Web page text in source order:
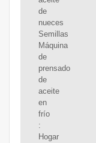
de
nueces
Semillas
Máquina
de
prensado
de
aceite
en
frío
:
Hogar